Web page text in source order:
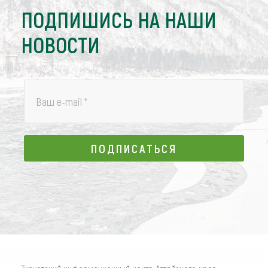
ПОДПИШИСЬ НА НАШИ
НОВОСТИ
Ваш e-mail *
ПОДПИСАТЬСЯ
ПОДПИСАТЬСЯ